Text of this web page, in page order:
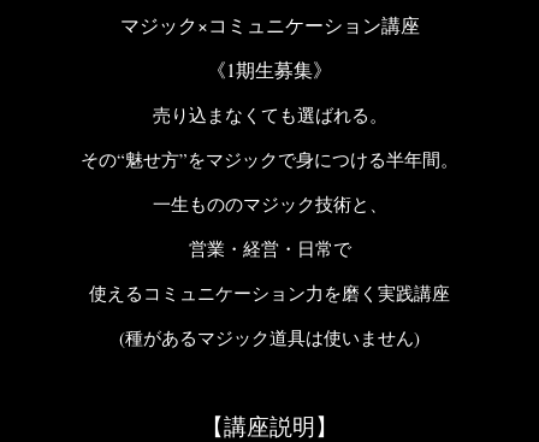
マジック×コミュニケーション講座
《1期生募集》
売り込まなくても選ばれる。
その“魅せ方”をマジックで身につける半年間。
一生もののマジック技術と、
営業・経営・日常で
使えるコミュニケーション力を磨く実践講座
(種があるマジック道具は使いません)
【講座説明】